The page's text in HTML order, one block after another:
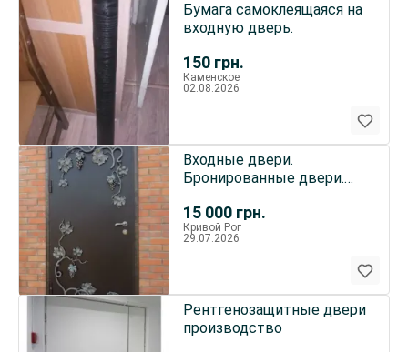
150 грн.
Бумага самоклеящаяся на
входную дверь.
Каменское
02.08.2026
15 000 грн.
Входные двери.
Бронированные двери.
Кривой Рог
29.07.2026
Рентгенозащитные двери
производство